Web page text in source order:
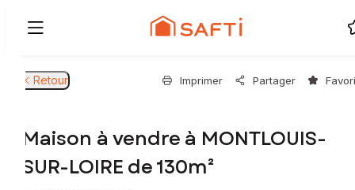
Retour Imprimer Partager
Maison à vendre à MONTLOUIS-
SUR-LOIRE de 130m²